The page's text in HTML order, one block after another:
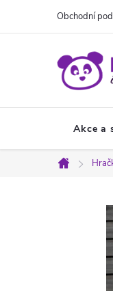
Obchodní
Akce a
Domů